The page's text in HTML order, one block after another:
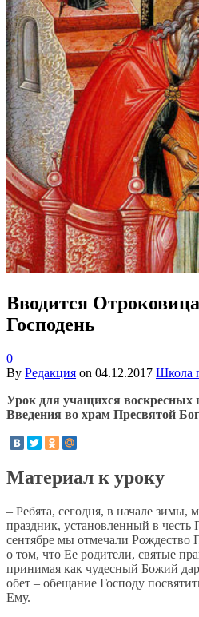
Вводится
Господень
0
By Редакция on 04.12.2017 Школа
Урок для учащихся воскресных
Введения во храм Пресвятой
Материал к уроку
– Ребята, сегодня, в начале зимы,
праздник, установленный в
сентябре мы отмечали
о том, что Ее родители, святые
принимая как чудесный Божий
обет – обещание Господу
Ему.